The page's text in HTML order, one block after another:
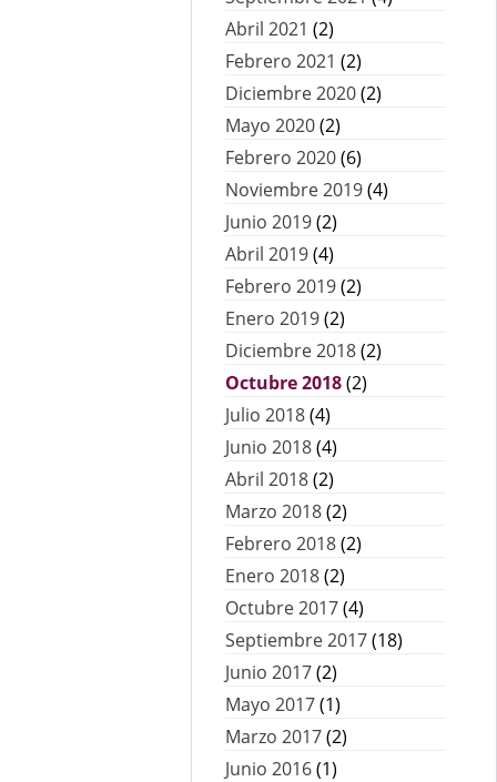
Abril 2021 (2)
Febrero 2021 (2)
Diciembre 2020(2)
Mayo 2020(2)
Febrero 2020(6)
Noviembre 2019(4)
Junio 2019(2)
Abril 2019(4)
Febrero 2019(2)
Enero 2019(2)
Diciembre 2018(2)
Octubre 2018(2)
Julio 2018(4)
Junio 2018(4)
Abril 2018(2)
Marzo 2018(2)
Febrero 2018(2)
Enero 2018(2)
Octubre 2017(4)
Septiembre 2017(18)
Junio 2017(2)
Mayo 2017(1)
Marzo 2017(2)
Junio 2016(1)